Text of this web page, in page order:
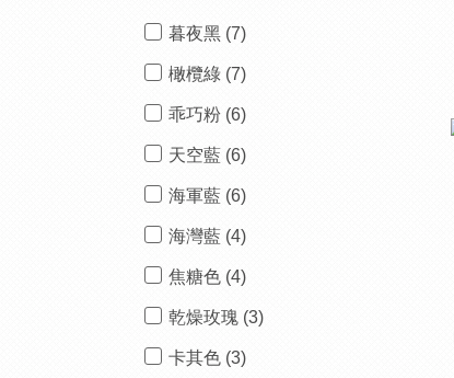
暮夜黑 (7)
橄欖綠 (7)
乖巧粉 (6)
天空藍 (6)
海軍藍 (6)
海灣藍 (4)
焦糖色 (4)
乾燥玫瑰 (3)
卡其色 (3)